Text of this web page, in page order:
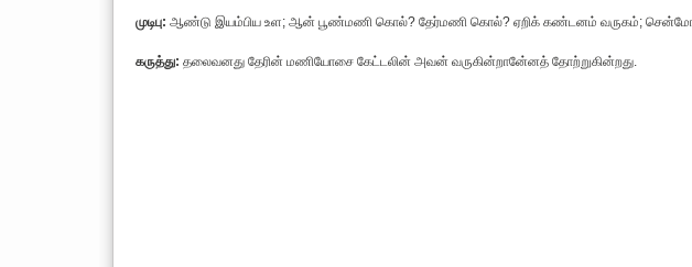
முடிபு: ஆண்டு இயம்பிய உள; ஆன் பூண்மணி கொல்? தேர்மணி கொல்? ஏறிக் கண்டனம் வருகம்;
கருத்து: தலைவனது தேரின் மணியோசை கேட்டலின் அவன் வருகின்றானே்னத் தோற்றுகின்றது.